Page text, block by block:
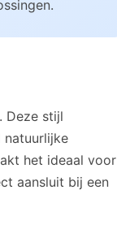
Deze stijl
natuurlijke
het ideaal voor
aansluit bij een